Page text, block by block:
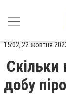
15:02, 22 жовтня
Скільки
добу